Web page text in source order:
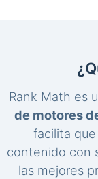
Rank Math es
de motores
facilita
contenido con
las mejores